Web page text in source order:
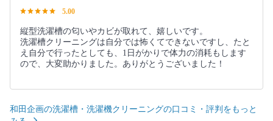
5.00
縦型洗濯槽の匂いやカビが取れて、嬉しいです。
洗濯槽クリーニングは自分では怖くてできないですし、たと
え自分で行ったとしても、1日がかりで体力の消耗もします
ので、大変助かりました。ありがとうございました！
和田企画の洗濯槽・洗濯機クリーニングの口コミ・評判をもっと